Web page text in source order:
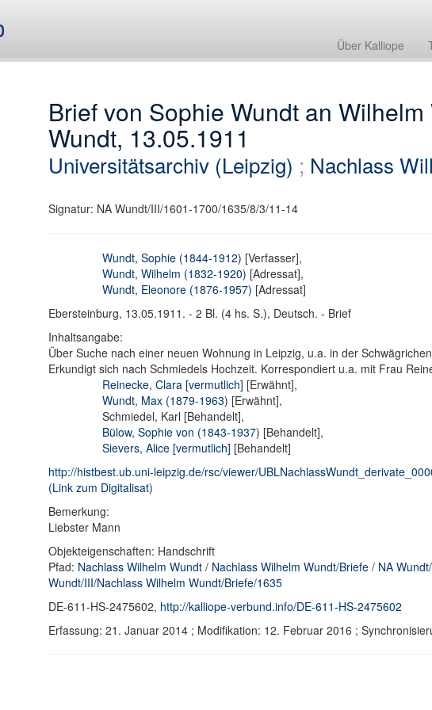
Über Kalliope
Brief von Sophie Wundt an
Wundt, 13.05.1911
Universitätsarchiv (Leipzig) ; Nachlass
Signatur: NA Wundt/III/1601-1700/1635/8/3/11-14
Wundt, Sophie (1844-1912) [Verfasser],
Wundt, Wilhelm (1832-1920) [Adressat],
Wundt, Eleonore (1876-1957) [Adressat]
Ebersteinburg, 13.05.1911. - 2 Bl. (4 hs. S.), Deutsch. - Brief
Inhaltsangabe:
Über Suche nach einer neuen Wohnung in Leipzig, u.a. in der
Erkundigt sich nach Schmiedels Hochzeit. Korrespondiert u.a. mit Frau
Reinecke, Clara [vermutlich] [Erwähnt],
Wundt, Max (1879-1963) [Erwähnt],
Schmiedel, Karl [Behandelt],
Bülow, Sophie von (1843-1937) [Behandelt],
Sievers, Alice [vermutlich] [Behandelt]
http://histbest.ub.uni-leipzig.de/rsc/viewer/
(Link zum Digitalisat)
Bemerkung:
Liebster Mann
Objekteigenschaften: Handschrift
Pfad: Nachlass Wilhelm Wundt/ Nachlass Wilhelm Wundt/Briefe/ NA
Wundt/III/Nachlass Wilhelm Wundt/Briefe/1635
DE-611-HS-2475602, http://kalliope-verbund.info/DE-611-HS-2475602
Erfassung: 21. Januar 2014 ; Modifikation: 12. Februar 2016 ;